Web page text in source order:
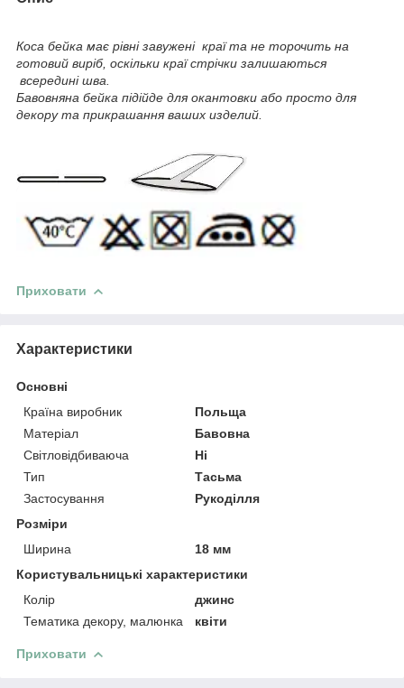
Коса бейка має рівні завужені краї та не торочить на
готовий виріб, оскільки краї стрічки залишаються
всередині шва.
Бавовняна бейка підійде для окантовки або просто для
декору та прикрашання ваших изделий.
Приховати
Характеристики
Основні
Країна виробник
Польща
Матеріал
Бавовна
Світловідбиваюча
Ні
Тип
Тасьма
Застосування
Рукоділля
Розміри
Ширина
18 мм
Користувальницькі характеристики
Колір
джинс
Тематика декору, малюнка
квіти
Приховати